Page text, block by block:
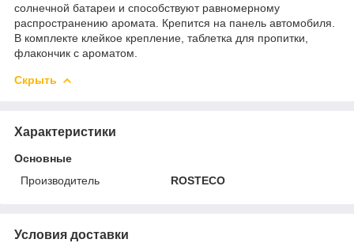
солнечной батареи и способствуют равномерному
распространению аромата. Крепится на панель автомобиля.
В комплекте клейкое крепление, таблетка для пропитки,
флакончик с ароматом.
Скрыть
Характеристики
Основные
Производитель
ROSTECO
Условия доставки